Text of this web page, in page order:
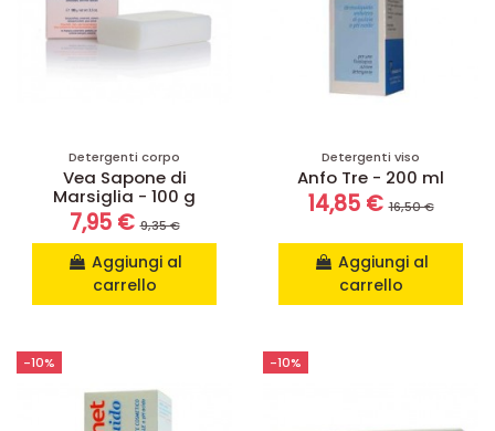
Detergenti corpo
Vea Sapone di
Marsiglia - 100 g
7,95 €9,35 €
Aggiungi al
carrello
Detergenti viso
Anfo Tre - 200 ml
14,85 €16,50 €
Aggiungi al
carrello
-10% -10%